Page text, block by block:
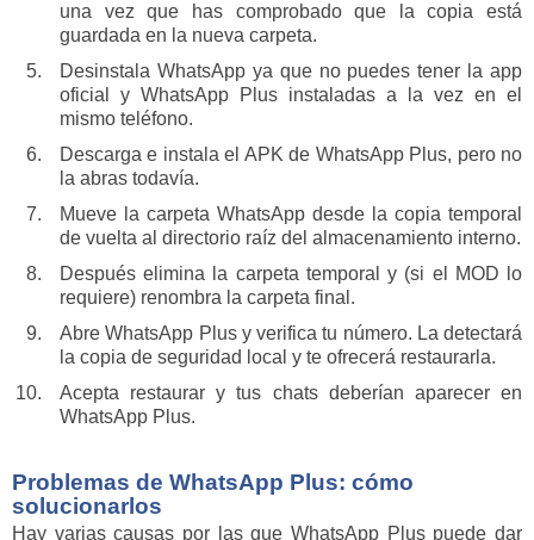
una vez que has comprobado que la copia está
guardada en la nueva carpeta.
Desinstala WhatsApp ya que no puedes tener la app
oficial y WhatsApp Plus instaladas a la vez en el
mismo teléfono.
Descarga e instala el APK de WhatsApp Plus, pero no
la abras todavía.
Mueve la carpeta WhatsApp desde la copia temporal
de vuelta al directorio raíz del almacenamiento interno.
Después elimina la carpeta temporal y (si el MOD lo
requiere) renombra la carpeta final.
Abre WhatsApp Plus y verifica tu número. La detectará
la copia de seguridad local y te ofrecerá restaurarla.
Acepta restaurar y tus chats deberían aparecer en
WhatsApp Plus.
Problemas de WhatsApp Plus: cómo
solucionarlos
Hay varias causas por las que WhatsApp Plus puede dar